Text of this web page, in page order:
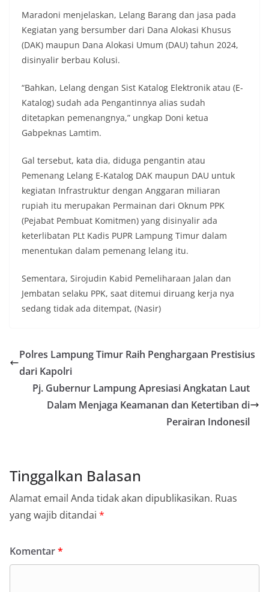
Maradoni menjelaskan, Lelang Barang dan jasa pada
Kegiatan yang bersumber dari Dana Alokasi Khusus
(DAK) maupun Dana Alokasi Umum (DAU) tahun 2024,
disinyalir berbau Kolusi.
“Bahkan, Lelang dengan Sist Katalog Elektronik atau (E-
Katalog) sudah ada Pengantinnya alias sudah
ditetapkan pemenangnya,” ungkap Doni ketua
Gabpeknas Lamtim.
Gal tersebut, kata dia, diduga pengantin atau
Pemenang Lelang E-Katalog DAK maupun DAU untuk
kegiatan Infrastruktur dengan Anggaran miliaran
rupiah itu merupakan Permainan dari Oknum PPK
(Pejabat Pembuat Komitmen) yang disinyalir ada
keterlibatan PLt Kadis PUPR Lampung Timur dalam
menentukan dalam pemenang lelang itu.
Sementara, Sirojudin Kabid Pemeliharaan Jalan dan
Jembatan selaku PPK, saat ditemui diruang kerja nya
sedang tidak ada ditempat, (Nasir)
Polres Lampung Timur Raih Penghargaan Prestisius
dari Kapolri
Pj. Gubernur Lampung Apresiasi Angkatan Laut
Dalam Menjaga Keamanan dan Ketertiban di
Perairan Indonesil
Tinggalkan Balasan
Alamat email Anda tidak akan dipublikasikan. Ruas
yang wajib ditandai *
Komentar*